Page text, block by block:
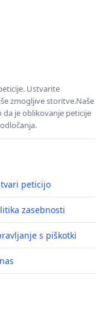
Ustvarite
zmogljive storitve.Naše
je oblikovanje peticije
peticijo
zasebnosti
s piškotki